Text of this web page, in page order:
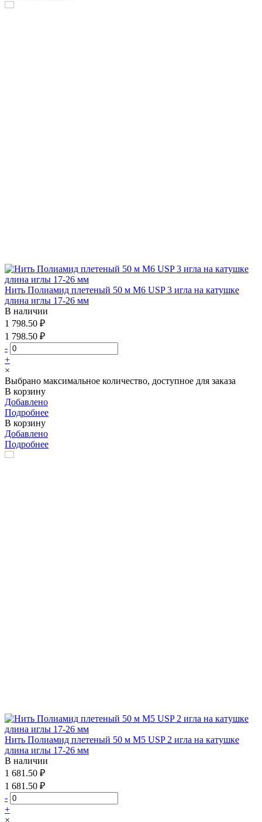
Нить Полиамид плетеный 50 м М6 USP 3 игла на катушке
длина иглы 17-26 мм
В наличии
1 798.50 ₽
1 798.50 ₽
-
+
×
Выбрано максимальное количество, доступное для заказа
В корзину
Добавлено
Подробнее
В корзину
Добавлено
Подробнее
Нить Полиамид плетеный 50 м М5 USP 2 игла на катушке
длина иглы 17-26 мм
В наличии
1 681.50 ₽
1 681.50 ₽
-
+
×